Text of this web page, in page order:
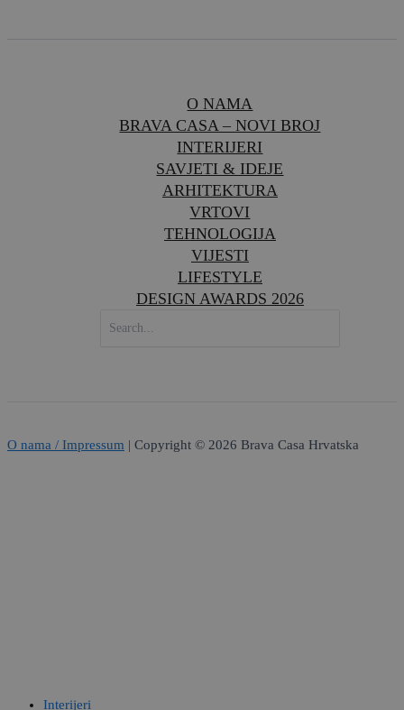
O NAMA
BRAVA CASA – NOVI BROJ
INTERIJERI
SAVJETI & IDEJE
ARHITEKTURA
VRTOVI
TEHNOLOGIJA
VIJESTI
LIFESTYLE
DESIGN AWARDS 2026
FOR:
O nama / Impressum | Copyright © 2026 Brava Casa Hrvatska
Interijeri